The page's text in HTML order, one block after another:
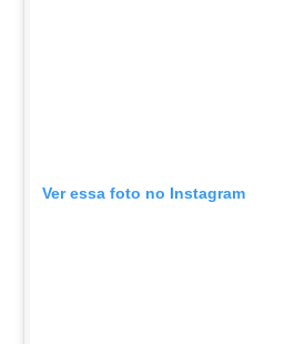
Ver essa foto no Instagram